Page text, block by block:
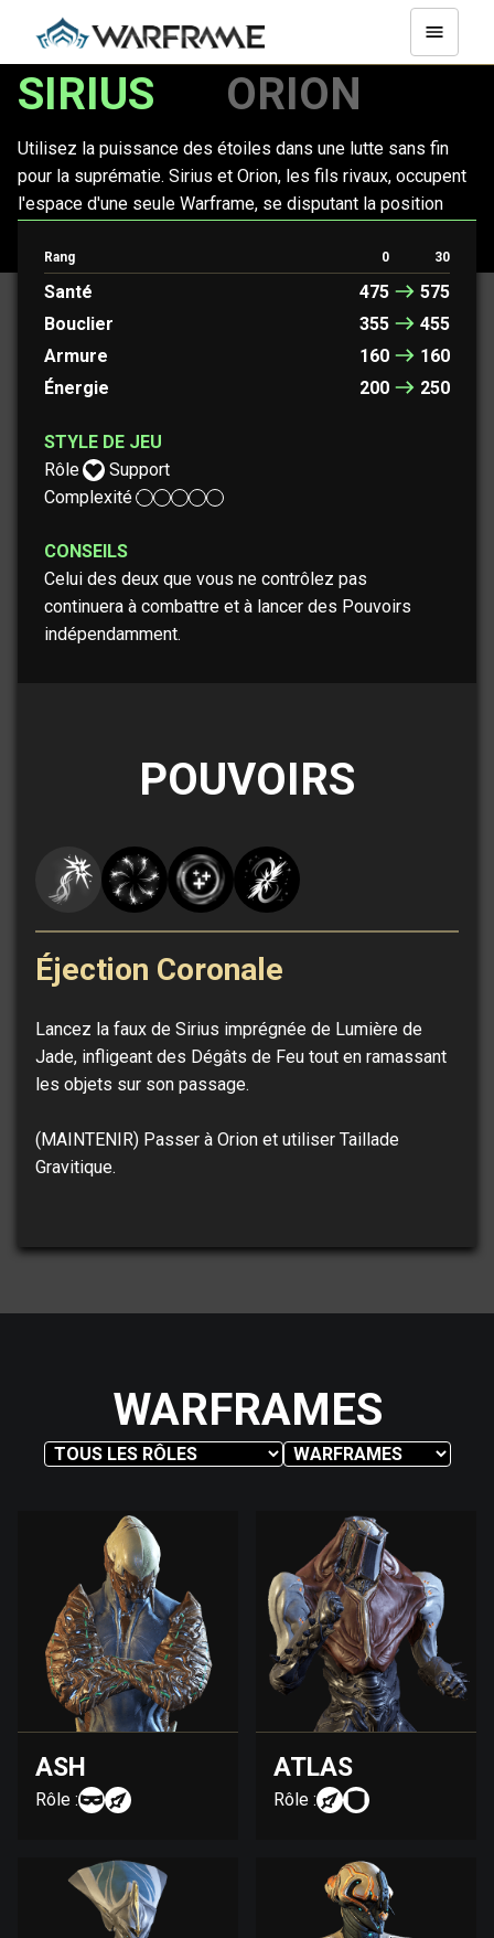
SIRIUS ORION
Utilisez la puissance des étoiles dans une lutte sans fin
pour la suprématie. Sirius et Orion, les fils rivaux, occupent
l'espace d'une seule Warframe, se disputant la position
ennemis.
Rang 0 30
Santé 475
575
Bouclier
355
455
Armure
160
160
Énergie
200 250
STYLE DE JEU
Rôle :
Support
Complexité :
CONSEILS
Celui des deux que vous ne contrôlez pas
continuera à combattre et à lancer des Pouvoirs
indépendamment.
POUVOIRS
Éjection Coronale
Lancez la faux de Sirius imprégnée de Lumière de
Jade, infligeant des Dégâts de Feu tout en ramassant
les objets sur son passage.
(MAINTENIR) Passer à Orion et utiliser Taillade
Gravitique.
WARFRAMES
ASH
Rôle :
ATLAS
Rôle :